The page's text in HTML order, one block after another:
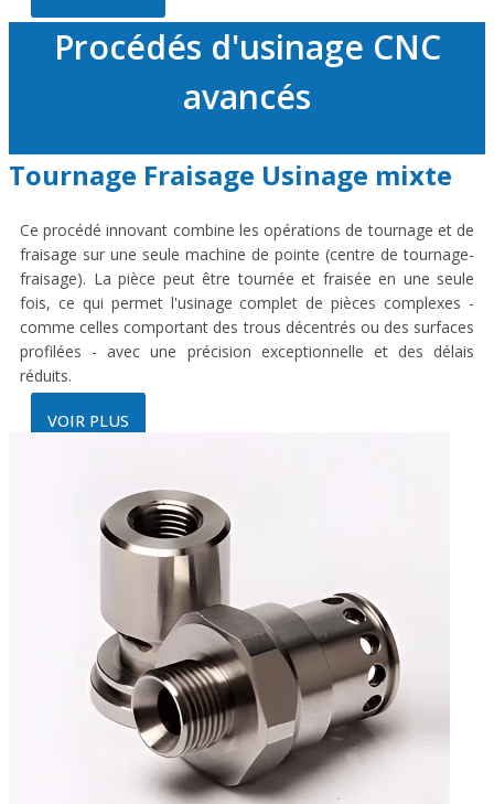
Procédés d'usinage CNC
avancés
Tournage Fraisage Usinage mixte
Ce procédé innovant combine les opérations de tournage et de
fraisage sur une seule machine de pointe (centre de tournage-
fraisage). La pièce peut être tournée et fraisée en une seule
fois, ce qui permet l'usinage complet de pièces complexes -
comme celles comportant des trous décentrés ou des surfaces
profilées - avec une précision exceptionnelle et des délais
réduits.
VOIR PLUS